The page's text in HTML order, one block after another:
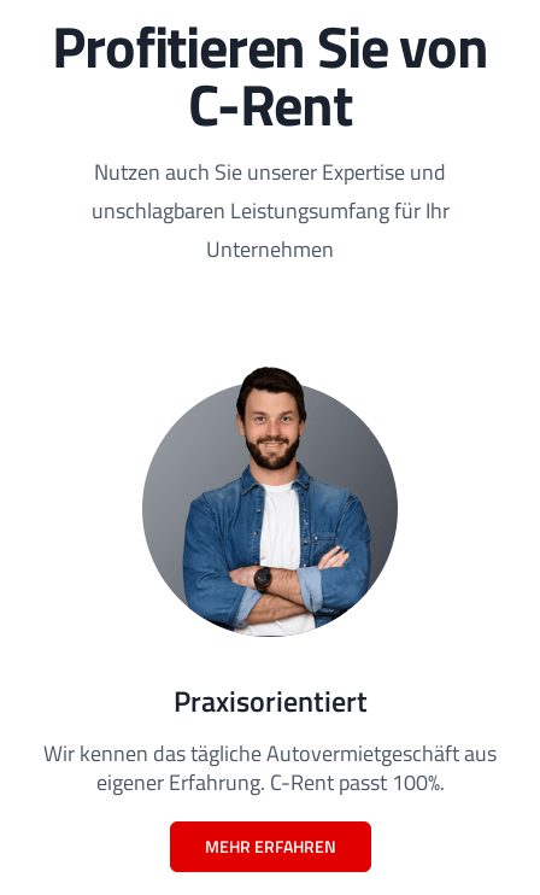
Profitieren Sie von
C-Rent
Nutzen auch Sie unserer Expertise und
unschlagbaren Leistungsumfang für Ihr
Unternehmen
Praxisorientiert
Wir kennen das tägliche Autovermietgeschäft aus
eigener Erfahrung. C-Rent passt 100%.
MEHR ERFAHREN